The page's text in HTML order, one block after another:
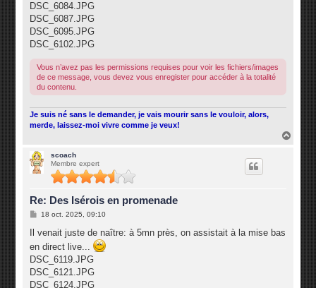
DSC_6084.JPG
DSC_6087.JPG
DSC_6095.JPG
DSC_6102.JPG
Vous n’avez pas les permissions requises pour voir les fichiers/images
de ce message, vous devez vous enregister pour accéder à la totalité
du contenu.
Je suis né sans le demander, je vais mourir sans le vouloir, alors,
merde, laissez-moi vivre comme je veux!
scoach
Membre expert
Re: Des Isérois en promenade
M
s
a
g
e
18 oct. 2025, 09:10
Il venait juste de naître: à 5mn près, on assistait à la mise bas
en direct live...
DSC_6119.JPG
DSC_6121.JPG
DSC_6124.JPG